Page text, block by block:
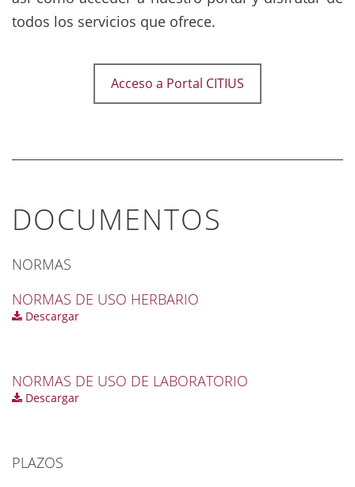
todos los servicios que ofrece.
Acceso a Portal CITIUS
DOCUMENTOS
NORMAS
NORMAS DE USO HERBARIO
Descargar
NORMAS DE USO DE LABORATORIO
Descargar
PLAZOS